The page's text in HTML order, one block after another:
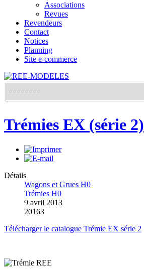
Associations
Revues
Revendeurs
Contact
Notices
Planning
Site e-commerce
Trémies EX (série 2)
Détails
Wagons et Grues H0
Trémies H0
9 avril 2013
20163
Télécharger le catalogue Trémie EX série 2